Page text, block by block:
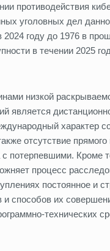
противодействия
уголовных дел
2024 году до 1976 в
в течении 2025
низкой
является
характер
отсутствие прямого
потерпевшими. Кроме
процесс
постоянное и
и способов их
технических